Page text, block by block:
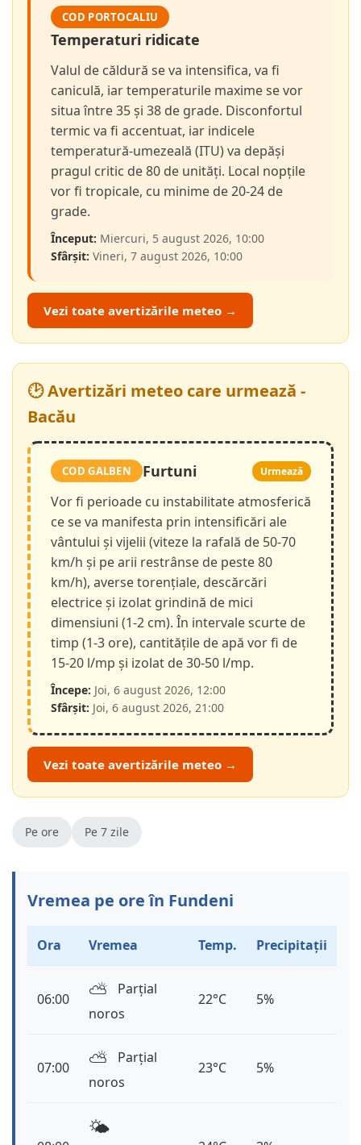
COD PORTOCALIU
Temperaturi ridicate
Valul de căldură se va intensifica, va fi
caniculă, iar temperaturile maxime se vor
situa între 35 și 38 de grade. Disconfortul
termic va fi accentuat, iar indicele
temperatură-umezeală (ITU) va depăși
pragul critic de 80 de unități. Local nopțile
vor fi tropicale, cu minime de 20-24 de
grade.
Început: Miercuri, 5 august 2026, 10:00
Sfârșit: Vineri, 7 august 2026, 10:00
Vezi toate avertizările meteo →
🕑 Avertizări meteo care urmează -
Bacău
COD GALBEN Furtuni Urmează
Vor fi perioade cu instabilitate atmosferică
ce se va manifesta prin intensificări ale
vântului și vijelii (viteze la rafală de 50-70
km/h și pe arii restrânse de peste 80
km/h), averse torențiale, descărcări
electrice și izolat grindină de mici
dimensiuni (1-2 cm). În intervale scurte de
timp (1-3 ore), cantitățile de apă vor fi de
15-20 l/mp și izolat de 30-50 l/mp.
Începe: Joi, 6 august 2026, 12:00
Sfârșit: Joi, 6 august 2026, 21:00
Vezi toate avertizările meteo →
Pe ore Pe 7 zile
Vremea pe ore în Fundeni
Ora Vremea Temp. Precipitații
06:00 ⛅️
Parțial
noros
22°C 5%
07:00 ⛅️
Parțial
noros
23°C 5%
🌤️